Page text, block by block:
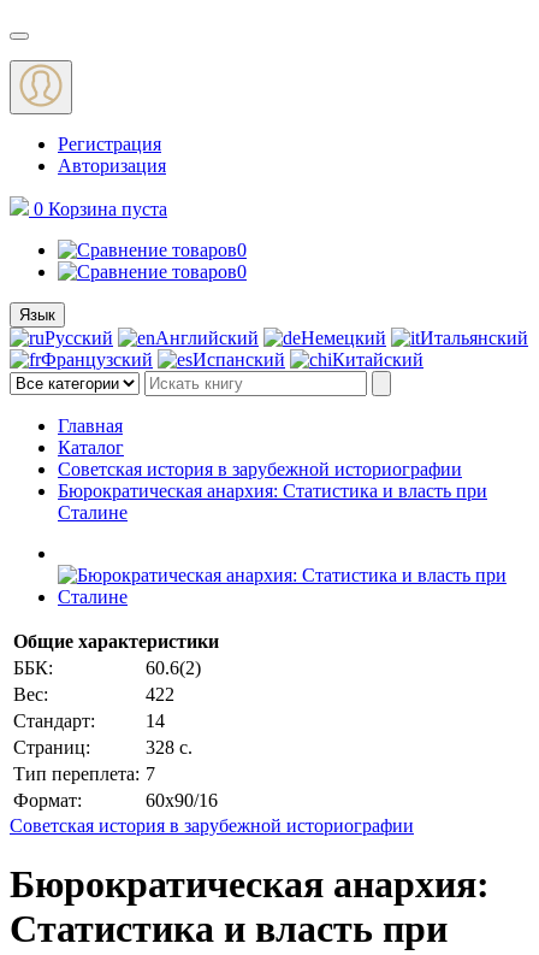
Меню
Регистрация
Авторизация
0 Корзина пуста
0
0
Язык
Русский Английский Немецкий
Итальянский
Французский
Испанский Китайский
Главная
Каталог
Советская история в зарубежной историографии
Бюрократическая анархия: Статистика и власть при
Сталине
Общие характеристики
ББК:
60.6(2)
Вес:
422
Стандарт:
14
Страниц:
328 с.
Тип переплета: 7
Формат:
60x90/16
Советская история в зарубежной историографии
Бюрократическая анархия:
Статистика и власть при